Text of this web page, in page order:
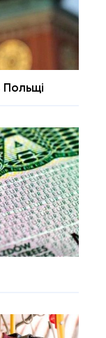
Польщі